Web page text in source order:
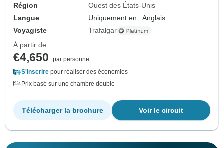
Région
Ouest des États-Unis
Langue
Uniquement en : Anglais
Voyagiste
Trafalgar
À partir de
€4,650
par personne
S'inscrire pour réaliser des économies
Prix basé sur une chambre double
Voir le circuit
Télécharger la brochure